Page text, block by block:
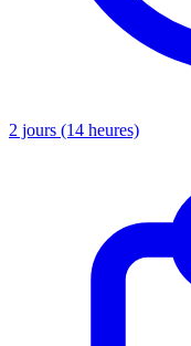
2 jours (14 heures)